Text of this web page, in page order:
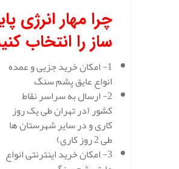
چرا مهار انرژی
ساز را انتخاب
1- امکان خرید جزیی و عمده
انواع عایق پشم سنگ
2- ارسال به سراسر نقاط
کشور (در تهران طی یک روز
کاری و در سایر شهرستان ها
طی 2 روز کاری)
3- امکان خرید اینترنتی انواع